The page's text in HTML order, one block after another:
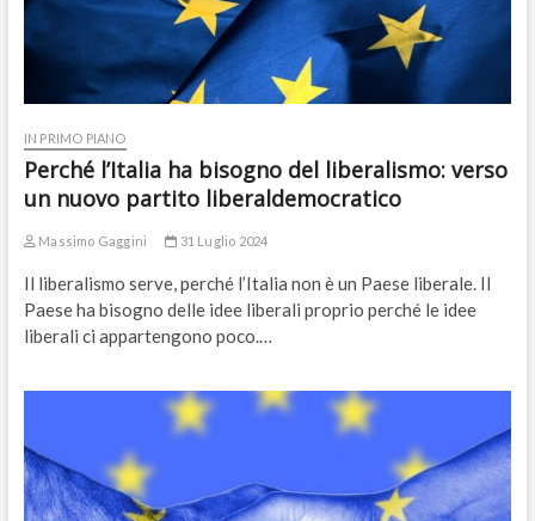
IN PRIMO PIANO
Perché l’Italia ha bisogno del liberalismo: verso
un nuovo partito liberaldemocratico
Massimo Gaggini 31 Luglio 2024
Il liberalismo serve, perché l’Italia non è un Paese liberale. Il
Paese ha bisogno delle idee liberali proprio perché le idee
liberali ci appartengono poco.…